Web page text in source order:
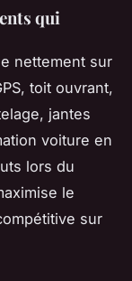
qui
nettement sur
toit ouvrant,
jantes
voiture en
lors du
le
sur